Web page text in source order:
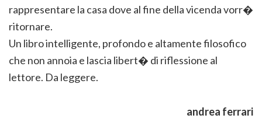
rappresentare la casa dove al fine della vicenda vorr�
ritornare.
Un libro intelligente, profondo e altamente filosofico
che non annoia e lascia libert� di riflessione al
lettore. Da leggere.
andrea ferrari